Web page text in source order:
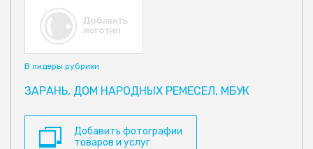
В лидеры рубрики
ЗАРАНЬ, ДОМ НАРОДНЫХ РЕМЕСЕЛ, МБУК
Добавить фотографии
товаров и услуг